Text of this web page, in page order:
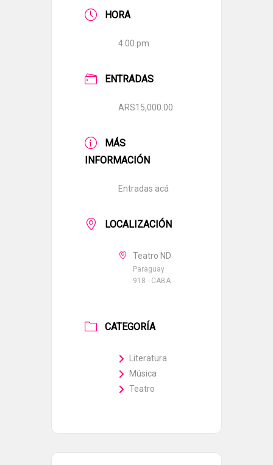
HORA
4:00 pm
ENTRADAS
ARS15,000.00
MÁS
INFORMACIÓN
Entradas acá
LOCALIZACIÓN
Teatro ND
Paraguay
918 - CABA
CATEGORÍA
Literatura
Música
Teatro